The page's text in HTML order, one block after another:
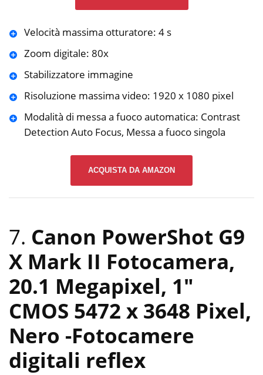
Velocità massima otturatore: 4 s
Zoom digitale: 80x
Stabilizzatore immagine
Risoluzione massima video: 1920 x 1080 pixel
Modalità di messa a fuoco automatica: Contrast
Detection Auto Focus, Messa a fuoco singola
ACQUISTA DA AMAZON
7. Canon PowerShot G9
X Mark II Fotocamera,
20.1 Megapixel, 1″
CMOS 5472 x 3648 Pixel,
Nero -Fotocamere
digitali reflex